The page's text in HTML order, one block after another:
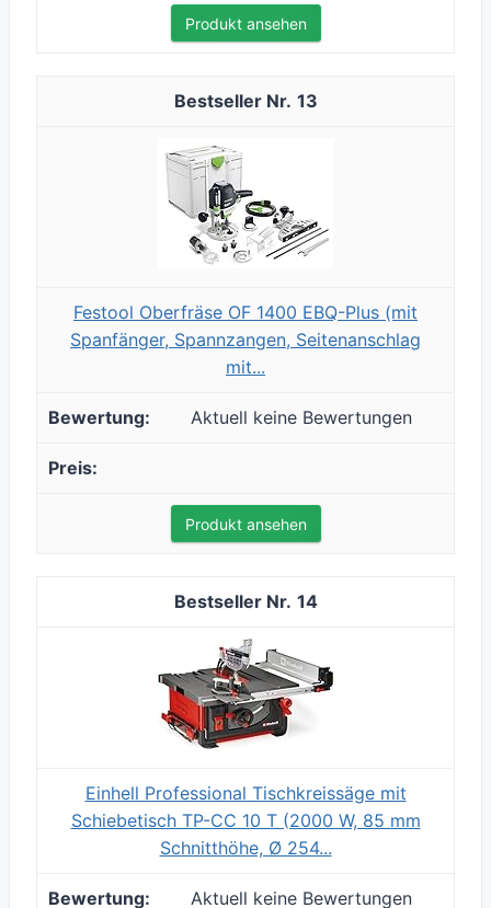
Produkt ansehen
13
Festool Oberfräse OF 1400 EBQ-Plus (mit
Spanfänger, Spannzangen, Seitenanschlag
mit...
Aktuell keine Bewertungen
Produkt ansehen
14
Einhell Professional Tischkreissäge mit
Schiebetisch TP-CC 10 T (2000 W, 85 mm
Schnitthöhe, Ø 254...
Aktuell keine Bewertungen